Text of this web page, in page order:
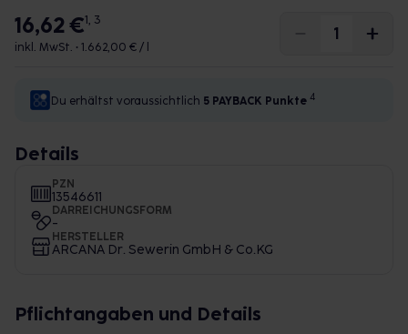
16,62 €1, 3
inkl. MwSt. • 1.662,00 € / l
Du erhältst voraussichtlich 5 PAYBACK Punkte 4
Details
PZN
13546611
DARREICHUNGSFORM
-
HERSTELLER
ARCANA Dr. Sewerin GmbH & Co.KG
Pflichtangaben und Details